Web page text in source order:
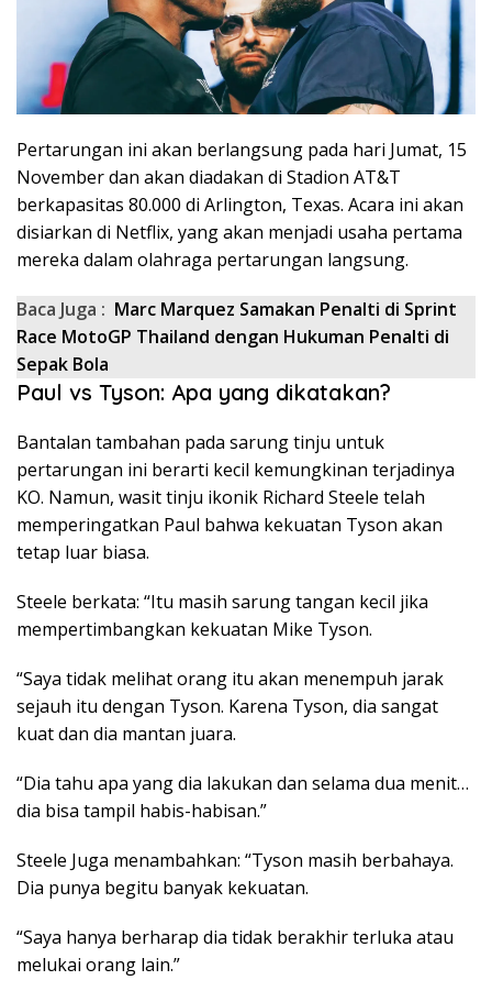
Pertarungan ini akan berlangsung pada hari Jumat, 15
November dan akan diadakan di Stadion AT&T
berkapasitas 80.000 di Arlington, Texas. Acara ini akan
disiarkan di Netflix, yang akan menjadi usaha pertama
mereka dalam olahraga pertarungan langsung.
Baca Juga : Marc Marquez Samakan Penalti di Sprint
Race MotoGP Thailand dengan Hukuman Penalti di
Sepak Bola
Paul vs Tyson: Apa yang dikatakan?
Bantalan tambahan pada sarung tinju untuk
pertarungan ini berarti kecil kemungkinan terjadinya
KO. Namun, wasit tinju ikonik Richard Steele telah
memperingatkan Paul bahwa kekuatan Tyson akan
tetap luar biasa.
Steele berkata: “Itu masih sarung tangan kecil jika
mempertimbangkan kekuatan Mike Tyson.
“Saya tidak melihat orang itu akan menempuh jarak
sejauh itu dengan Tyson. Karena Tyson, dia sangat
kuat dan dia mantan juara.
“Dia tahu apa yang dia lakukan dan selama dua menit…
dia bisa tampil habis-habisan.”
Steele Juga menambahkan: “Tyson masih berbahaya.
Dia punya begitu banyak kekuatan.
“Saya hanya berharap dia tidak berakhir terluka atau
melukai orang lain.”